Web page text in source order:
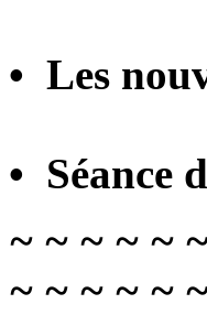
• Les
• Séance
~ ~ ~ ~ ~
~ ~ ~ ~ ~